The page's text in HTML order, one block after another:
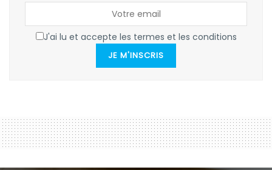
J'ai lu et accepte les termes et les conditions
JE M'INSCRIS